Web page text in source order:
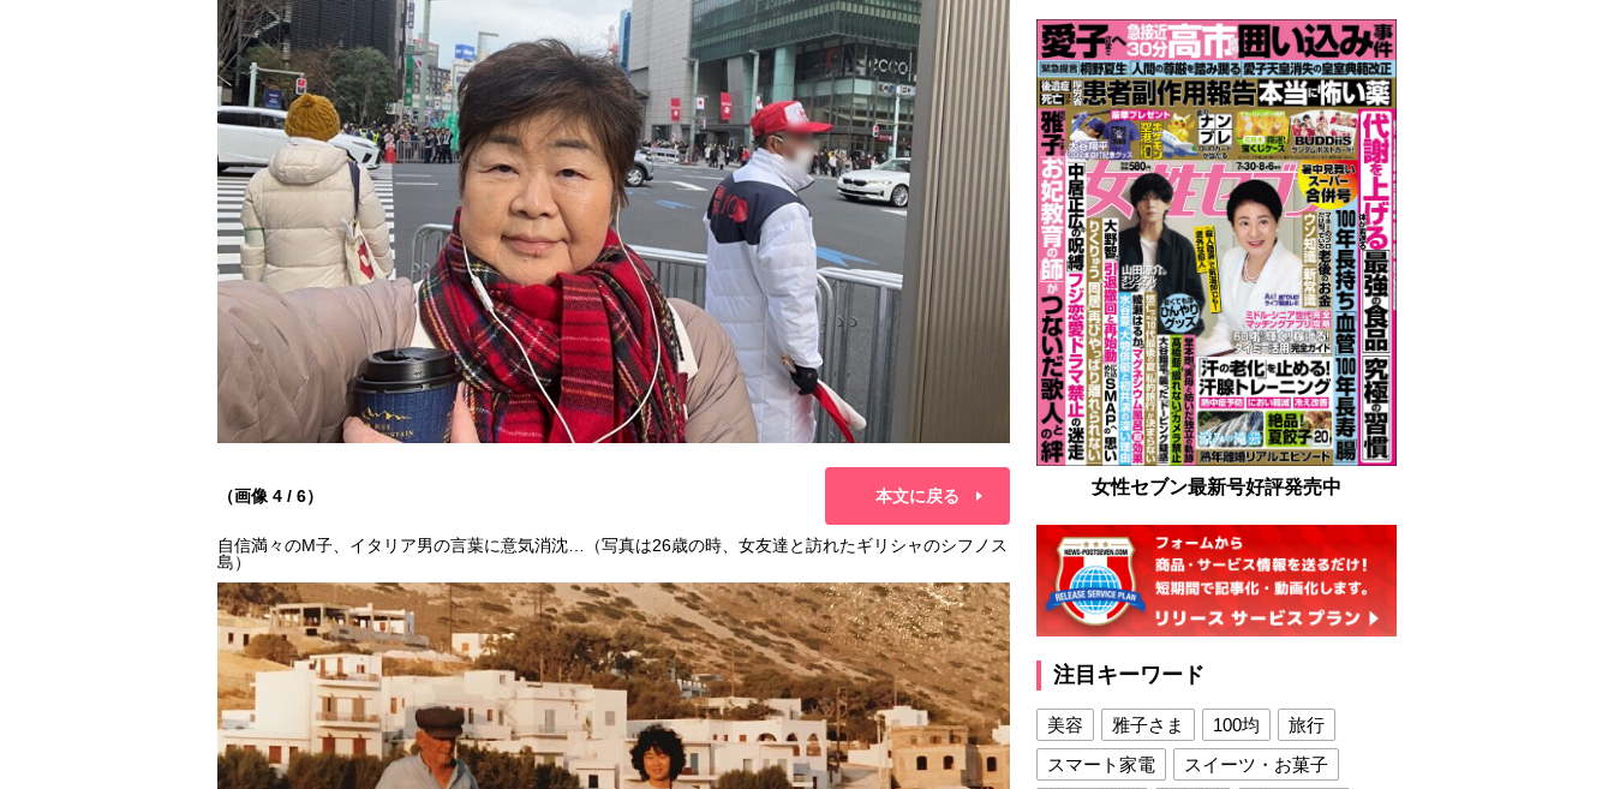
（画像 4 / 6） 本文に戻る
自信満々のM子、イタリア男の言葉に意気消沈…（写真は26歳の時、女友達と訪れたギリシャのシフノス
島）
女性セブン最新号好評発売中
注目キーワード
美容 雅子さま 100均
旅行
スマート家電
スイーツ・お菓子